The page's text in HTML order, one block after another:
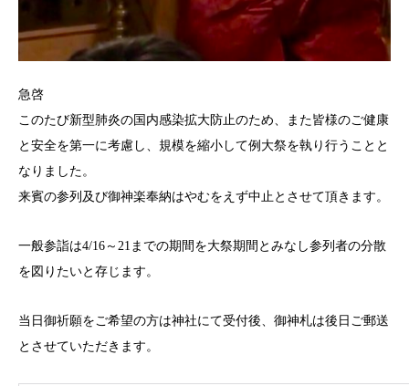
急啓
このたび新型肺炎の国内感染拡大防止のため、また皆様のご健康
と安全を第一に考慮し、規模を縮小して例大祭を執り行うことと
なりました。
来賓の参列及び御神楽奉納はやむをえず中止とさせて頂きます。
一般参詣は4/16～21までの期間を大祭期間とみなし参列者の分散
を図りたいと存じます。
当日御祈願をご希望の方は神社にて受付後、御神札は後日ご郵送
とさせていただきます。